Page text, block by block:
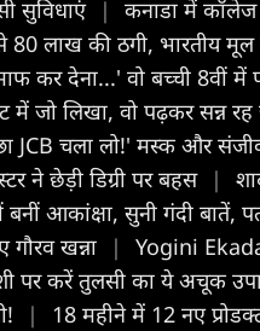
सुविधाएं |
कनाडा में
80 लाख की ठगी, भारतीय
कर देना...' वो बच्ची 8वीं में
जो लिखा, वो पढ़कर सन्न
JCB चला लो!' मस्क और
ने छेड़ी ड‍िग्री पर बहस |
बनीं आकांक्षा, सुनी गंदी बातें,
खन्ना
|
Yogini
पर करें तुलसी का ये अचूक
|
18 महीने में 12 नए